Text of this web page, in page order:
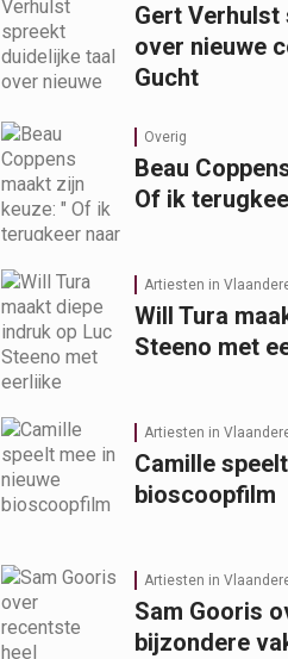
Gert
over nieuwe
Gucht
Overig
Beau
Of ik
Artiesten in
Will Tura
Steeno met
Artiesten in
Camille
bioscoopfilm
Artiesten in
Sam Gooris
bijzondere